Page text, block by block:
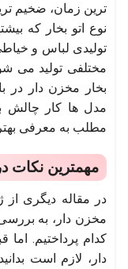
ترین زمان، ضخیم
نوع اتو بخار که
تولیدی لباس و
مختلفی تولید می
بخار مخزن دار در
مدل ها کار چالش
مطلب به معرفی
مهمترین نکات
در مقاله دیگری از
مخزن دار، به
کدام پرداختیم. اما
دار، لازم است